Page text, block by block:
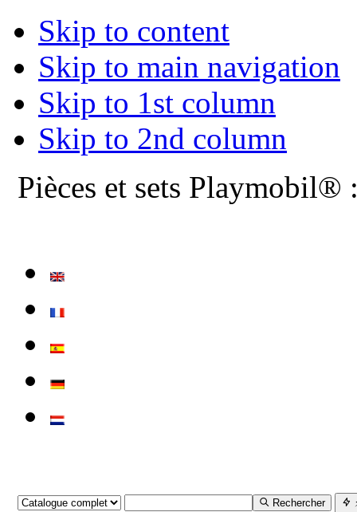
Skip to content
Skip to main navigation
Skip to 1st column
Skip to 2nd column
Pièces et sets Playmobil®
Rechercher